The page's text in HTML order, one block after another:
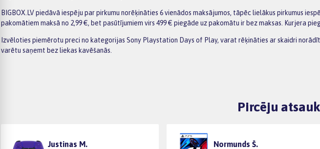
BIGBOX.LV piedāvā iespēju par pirkumu norēķināties 6 vienādos maksājumos, tāpēc lielākus pirkumus
pakomātiem maksā no 2,99 €, bet pasūtījumiem virs 499 € piegāde uz pakomātu ir bez maksas. Kurjera
Izvēloties piemērotu preci no kategorijas Sony Playstation Days of Play, varat rēķināties ar skaidri
varētu saņemt bez liekas kavēšanās.
Pircēju
Justinas M. Normunds Š.